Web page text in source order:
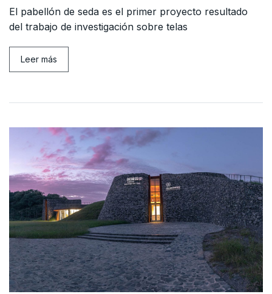
El pabellón de seda es el primer proyecto resultado
del trabajo de investigación sobre telas
Leer más